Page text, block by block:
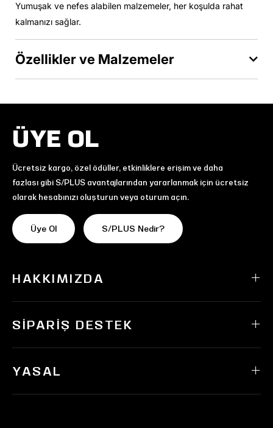
Yumuşak ve nefes alabilen malzemeler, her koşulda rahat
kalmanızı sağlar.
Özellikler ve Malzemeler
ÜYE OL
Ücretsiz kargo, özel ödüller, etkinliklere erişim ve daha
fazlası gibi S/PLUS avantajlarından yararlanmak için ücretsiz
olarak hesabınızı oluşturun veya oturum açın.
Üye Ol S/PLUS Nedir?
HAKKIMIZDA
SIPARIŞ DESTEK
YASAL